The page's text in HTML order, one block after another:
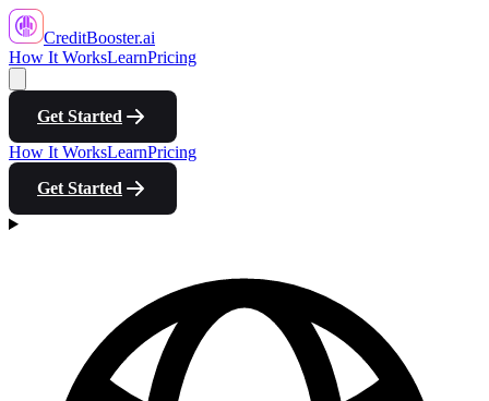
CreditBooster.ai
How It WorksLearnPricing
Get Started
How It WorksLearnPricing
Get Started